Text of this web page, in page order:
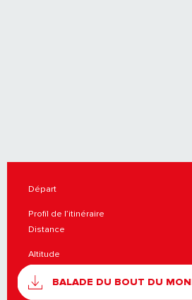
INFORMATIONS
Départ
Profil de l’itinéraire
Distance
Altitude
DOCUMENTATION
BALADE DU BOUT DU